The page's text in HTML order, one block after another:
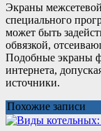
Экраны
специального
может быть
обвязкой,
Подобные экраны
интернета,
источники.
Похожие записи